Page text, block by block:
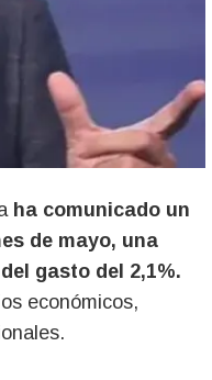
ha comunicado un
de mayo, una
gasto del 2,1%.
económicos,